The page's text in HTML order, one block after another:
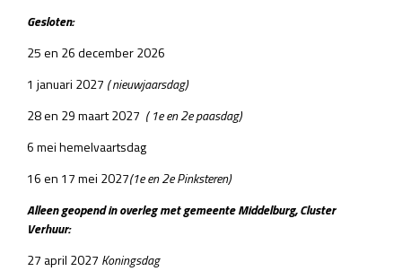
Gesloten:
25 en 26 december 2026
1 januari 2027 ( nieuwjaarsdag)
28 en 29 maart 2027 ( 1e en 2e paasdag)
6 mei hemelvaartsdag
16 en 17 mei 2027(1e en 2e Pinksteren)
Alleen geopend in overleg met gemeente Middelburg, Cluster
Verhuur:
27 april 2027 Koningsdag